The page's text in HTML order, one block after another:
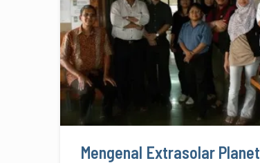
Mengenal Extrasolar Planet